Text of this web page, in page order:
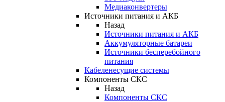
Медиаконвертеры
Источники питания и АКБ
Назад
Источники питания и АКБ
Аккумуляторные батареи
Источники бесперебойного
питания
Кабеленесущие системы
Компоненты СКС
Назад
Компоненты СКС